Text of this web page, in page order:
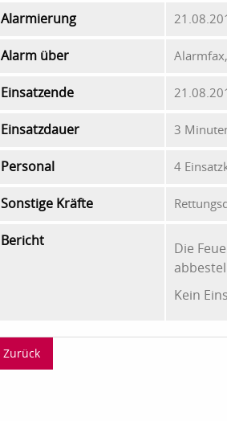
Alarmierung
Alarm über
Einsatzende
Einsatzdauer 3
Personal 4
Sonstige Kräfte
Bericht
Die
Kein
Zurück